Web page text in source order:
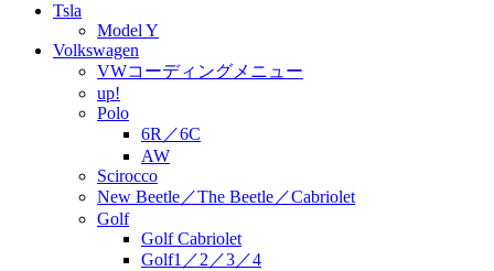
Tsla
Model Y
Volkswagen
VWコーディングメニュー
up!
Polo
6R／6C
AW
Scirocco
New Beetle／The Beetle／Cabriolet
Golf
Golf Cabriolet
Golf1／2／3／4